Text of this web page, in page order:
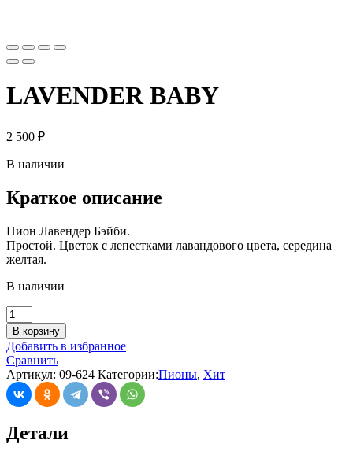
LAVENDER BABY
2 500 ₽
В наличии
Краткое описание
Пион Лавендер Бэйби.
Простой. Цветок с лепестками лавандового цвета, середина
желтая.
В наличии
В корзину
Добавить в избранное
Сравнить
Артикул: 09-624 Категории:Пионы, Хит
Детали